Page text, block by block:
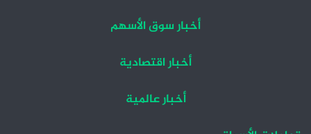
أخبار سوق الأسهم
أخبار اقتصادية
أخبار عالمية